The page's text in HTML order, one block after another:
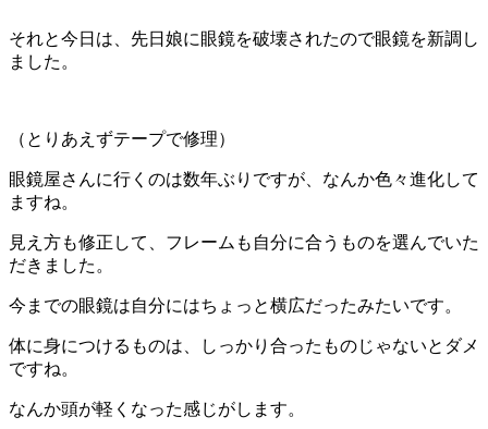
それと今日は、先日娘に眼鏡を破壊されたので眼鏡を新調し
ました。
（とりあえずテープで修理）
眼鏡屋さんに行くのは数年ぶりですが、なんか色々進化して
ますね。
見え方も修正して、フレームも自分に合うものを選んでいた
だきました。
今までの眼鏡は自分にはちょっと横広だったみたいです。
体に身につけるものは、しっかり合ったものじゃないとダメ
ですね。
なんか頭が軽くなった感じがします。